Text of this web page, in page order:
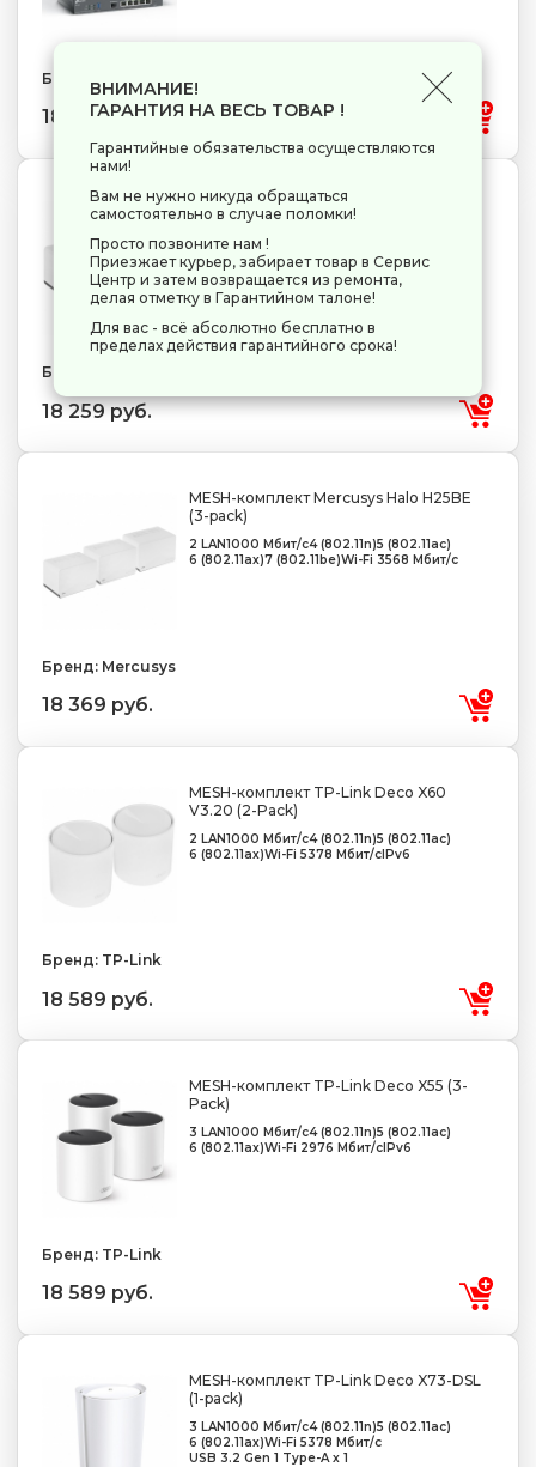
Бренд: TP-Link
18 259 руб.
MESH-комплект Mercusys Halo H27BE
(2-pack)
2 LAN1000 Мбит/с
5 (802.11ac)6 (802.11ax)7 (802.11be)
Бренд: Mercusys
18 259 руб.
MESH-комплект Mercusys Halo H25BE
(3-pack)
2 LAN1000 Мбит/с4 (802.11n)5 (802.11ac)
6 (802.11ax)7 (802.11be)Wi-Fi 3568 Мбит/с
Бренд: Mercusys
18 369 руб.
MESH-комплект TP-Link Deco X60
V3.20 (2-Pack)
2 LAN1000 Мбит/с4 (802.11n)5 (802.11ac)
6 (802.11ax)Wi-Fi 5378 Мбит/сIPv6
Бренд: TP-Link
18 589 руб.
MESH-комплект TP-Link Deco X55 (3-
Pack)
3 LAN1000 Мбит/с4 (802.11n)5 (802.11ac)
6 (802.11ax)Wi-Fi 2976 Мбит/с IPv6
Бренд: TP-Link
18 589 руб.
MESH-комплект TP-Link Deco X73-DSL
(1-pack)
3 LAN1000 Мбит/с4 (802.11n)5 (802.11ac)
6 (802.11ax)Wi-Fi 5378 Мбит/с
USB 3.2 Gen 1 Type-A x 1
ВНИМАНИЕ!
ГАРАНТИЯ НА ВЕСЬ ТОВАР !
Гарантийные обязательства осуществляются
нами!
Вам не нужно никуда обращаться
самостоятельно в случае поломки!
Просто позвоните нам !
Приезжает курьер, забирает товар в Сервис
Центр и затем возвращается из ремонта,
делая отметку в Гарантийном талоне!
Для вас - всё абсолютно бесплатно в
пределах действия гарантийного срока!